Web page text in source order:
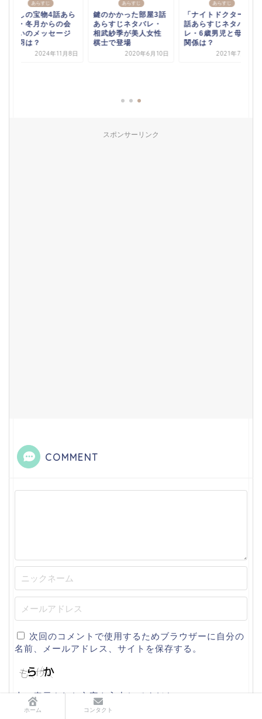
あらすじ
わたしの宝物4話あら
すじ・冬月からの会
いたいのメッセージ
に美羽は？
2024年11月8日
あらすじ
鍵のかかった部屋3話
あらすじネタバレ・
相武紗季が美人女性
棋士で登場
2020年6月10日
あらすじ
「ナイトドクター」5
話あらすじネタバ
レ・6歳男児と母親の
関係は？
2021年7月19日
スポンサーリンク
COMMENT
次回のコメントで使用するためブラウザーに自分の
名前、メールアドレス、サイトを保存する。
上に表示された文字を入力してください。
ホーム コンタクト